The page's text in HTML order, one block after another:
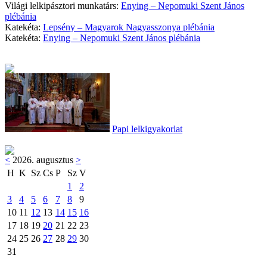
Világi lelkipásztori munkatárs: Enying – Nepomuki Szent János
plébánia
Katekéta: Lepsény – Magyarok Nagyasszonya plébánia
Katekéta: Enying – Nepomuki Szent János plébánia
Papi lelkigyakorlat
< 2026. augusztus >
H K Sz Cs P Sz V
1
2
3
4 5 6 7 8
9
10 11 12 13 14 15 16
17 18 19 20 21 22 23
24 25 26 27 28 29 30
31